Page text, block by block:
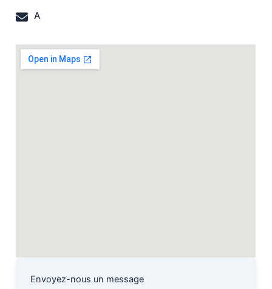
A
Envoyez-nous un message